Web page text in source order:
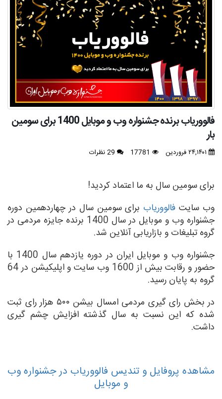
فالووریاب برنده جشنواره وب و موبایل 1400 برای سومین
بار
برای سومین سال به ما اعتماد کردید!
وب سایت فالووریاب برای سومین سال در چهاردهمین دوره
جشنواره وب و موبایل در سال 1400 برنده جایزه مردمی در
گروه تبلیغات و بازاریابی آنلاین شد.
جشنواره وب و موبایل ایران در دوره یازدهم سال 1400 با
حضور و رقابت بیش از 1600 وب سایت و اپلیکیشن در 64
گروه به پایان رسید.
در بخش رای گیری مردمی امسال بیشن ۵۰۰ هزار رای ثبت
شده که این نسبت به سال گذشته افزایش چشم گیری
داشت.
مشاهده پروفایل و تندیس فالووریاب در جشنواره وب
و موبایل